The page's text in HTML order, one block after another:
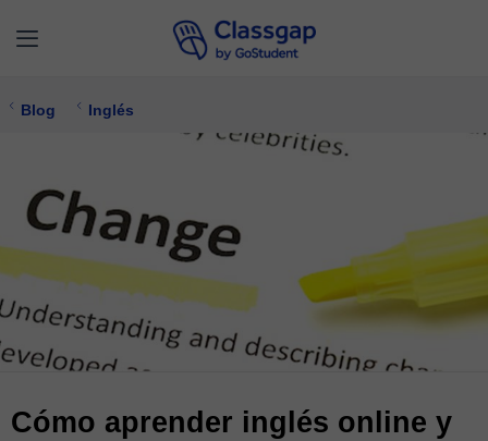
Blog Inglés
Cómo aprender inglés online y